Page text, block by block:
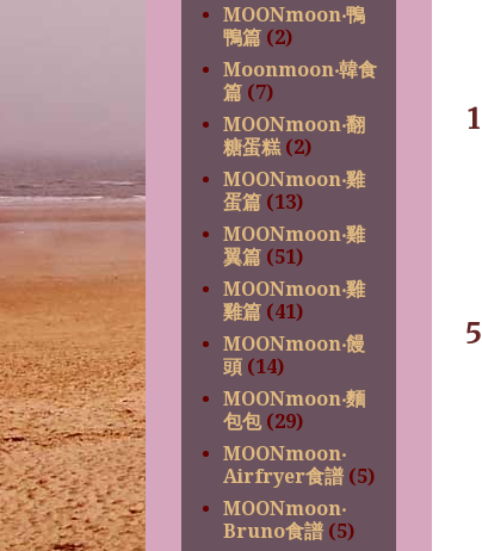
MOONmoon‧鴨
鴨篇 (2)
Moonmoon‧韓食
篇 (7)
MOONmoon‧翻
糖蛋糕 (2)
MOONmoon‧雞
蛋篇 (13)
MOONmoon‧雞
翼篇 (51)
MOONmoon‧雞
雞篇 (41)
MOONmoon‧饅
頭 (14)
MOONmoon‧麵
包包 (29)
MOONmoon‧
Airfryer食譜 (5)
MOONmoon‧
Bruno食譜 (5)